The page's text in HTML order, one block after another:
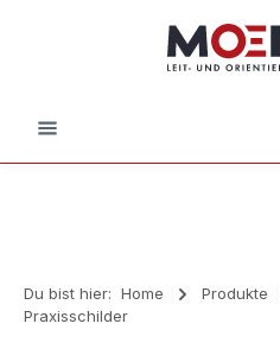
Zum Hauptinhalt springen
Du bist hier: Home Produkte
Praxisschilder